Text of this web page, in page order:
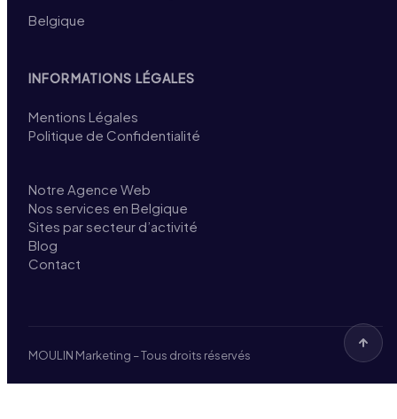
Belgique
INFORMATIONS LÉGALES
Mentions Légales
Politique de Confidentialité
Notre Agence Web
Nos services en Belgique
Sites par secteur d’activité
Blog
Contact
MOULIN Marketing – Tous droits réservés